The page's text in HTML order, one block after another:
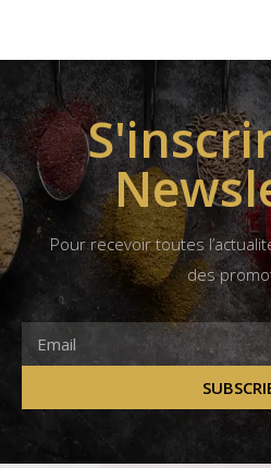
Pour recevoir toutes
des